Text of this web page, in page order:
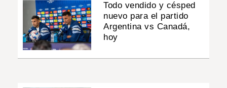
Todo vendido y césped
nuevo para el partido
Argentina vs Canadá,
hoy